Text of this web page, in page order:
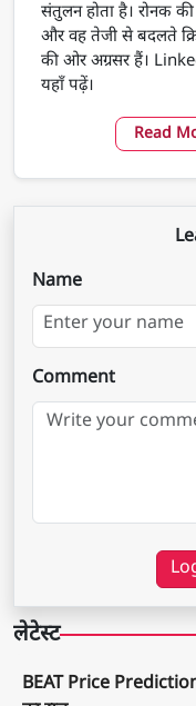
संतुलन होता है। रोनक
और वह तेजी से बदलते
की ओर अग्रसर हैं।
यहाँ पढ़ें।
Read
Name
Comment
लेटेस्ट
BEAT Price